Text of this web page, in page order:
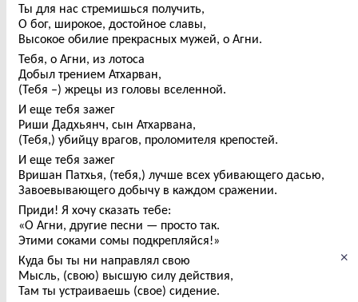
×
Ты для нас стремишься получить,
О бог, широкое, достойное славы,
Высокое обилие прекрасных мужей, о Агни.
Тебя, о Агни, из лотоса
Добыл трением Атхарван,
(Тебя –) жрецы из головы вселенной.
И еще тебя зажег
Риши Дадхьянч, сын Атхарвана,
(Тебя,) убийцу врагов, проломителя крепостей.
И еще тебя зажег
Вришан Патхья, (тебя,) лучше всех убивающего дасью,
Завоевывающего добычу в каждом сражении.
Приди! Я хочу сказать тебе:
«О Агни, другие песни — просто так.
Этими соками сомы подкрепляйся!»
Куда бы ты ни направлял свою
Мысль, (свою) высшую силу действия,
Там ты устраиваешь (свое) сидение.